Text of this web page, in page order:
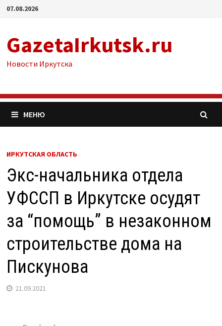
Перейти
07.08.2026
GazetaIrkutsk.ru
Новости Иркутска
МЕНЮ
ИРКУТСКАЯ ОБЛАСТЬ
Экс-начальника отдела
УФССП в Иркутске осудят
за “помощь” в незаконном
строительстве дома на
Пискунова
21.09.2021